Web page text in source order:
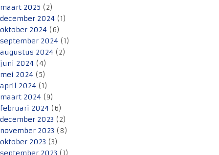
maart 2025 (2)
december 2024 (1)
oktober 2024 (6)
september 2024 (1)
augustus 2024 (2)
juni 2024 (4)
mei 2024 (5)
april 2024 (1)
maart 2024 (9)
februari 2024 (6)
december 2023 (2)
november 2023 (8)
oktober 2023 (3)
september 2023 (1)